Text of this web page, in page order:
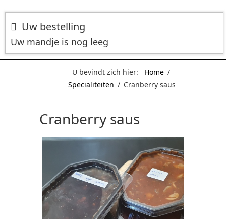
Uw bestelling
Uw mandje is nog leeg
U bevindt zich hier: Home /
Specialiteiten / Cranberry saus
Cranberry saus